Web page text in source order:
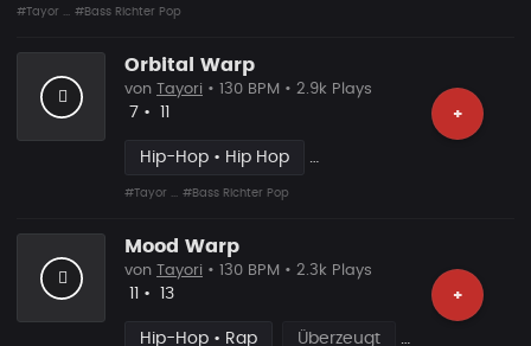
#Tayor ... #Bass Richter Pop
Orbital Warp
+
von Tayori • 130 BPM • 2.9k Plays
Likes
7 • Vorgeschlagen
Hip-Hop • Hip Hop
#Tayor ... #Bass Richter Pop
Mood Warp
+
von Tayori • 130 BPM • 2.3k Plays
Likes
• Vorgeschlagen
13
Hip-Hop • Rap Überzeugt